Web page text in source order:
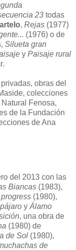
23 todas
, Rejas (1977)
(1976) o de
, Silueta gran
y Paisaje rural
obras del
colecciones
Fenosa,
de la Fundación
de Ana
del 2013 con las
Biancas (1983),
(1980),
y Álamo
, una obra de
(1980) de
de Sol (1980),
de